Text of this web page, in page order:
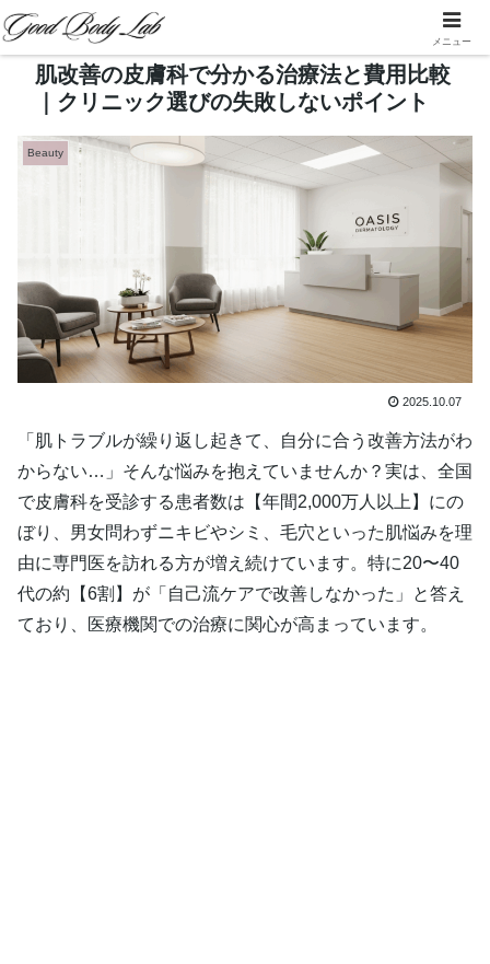
肌改善の皮膚科で分かる治療法と費用比較
｜クリニック選びの失敗しないポイント
Beauty
2025.10.07
「肌トラブルが繰り返し起きて、自分に合う改善方法がわ
からない…」そんな悩みを抱えていませんか？実は、全国
で皮膚科を受診する患者数は【年間2,000万人以上】にの
ぼり、男女問わずニキビやシミ、毛穴といった肌悩みを理
由に専門医を訪れる方が増え続けています。特に20〜40
代の約【6割】が「自己流ケアで改善しなかった」と答え
ており、医療機関での治療に関心が高まっています。
メニュー